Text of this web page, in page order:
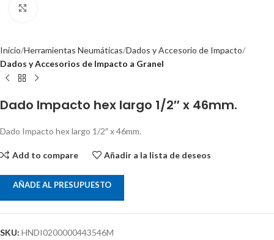
Inicio Herramientas Neumáticas Dados y Accesorio de Impacto
Dados y Accesorios de Impacto a Granel
Dado Impacto hex largo 1/2″ x 46mm.
Dado Impacto hex largo 1/2″ x 46mm.
Add to compare Añadir a la lista de deseos
AÑADE AL PRESUPUESTO
SKU: HNDI0200000443546M